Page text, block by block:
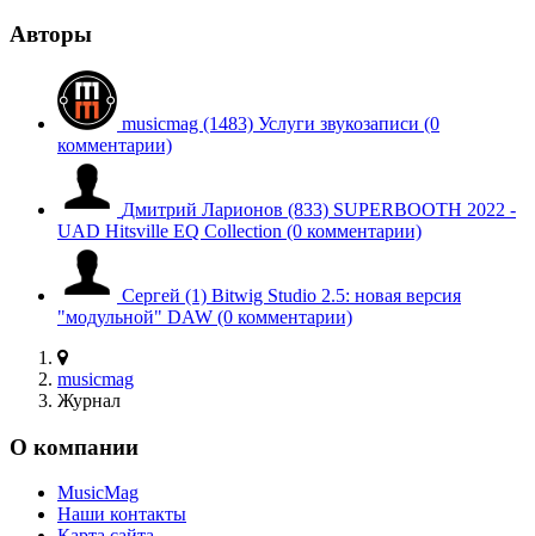
Авторы
musicmag (1483) Услуги звукозаписи (0
комментарии)
Дмитрий Ларионов (833) SUPERBOOTH 2022 -
UAD Hitsville EQ Collection (0 комментарии)
Сергей (1) Bitwig Studio 2.5: новая версия
"модульной" DAW (0 комментарии)
musicmag
Журнал
О компании
MusicMag
Наши контакты